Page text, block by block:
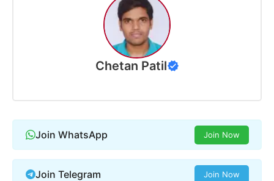
Chetan Patil
Join WhatsApp Join Now
Join Telegram Join Now